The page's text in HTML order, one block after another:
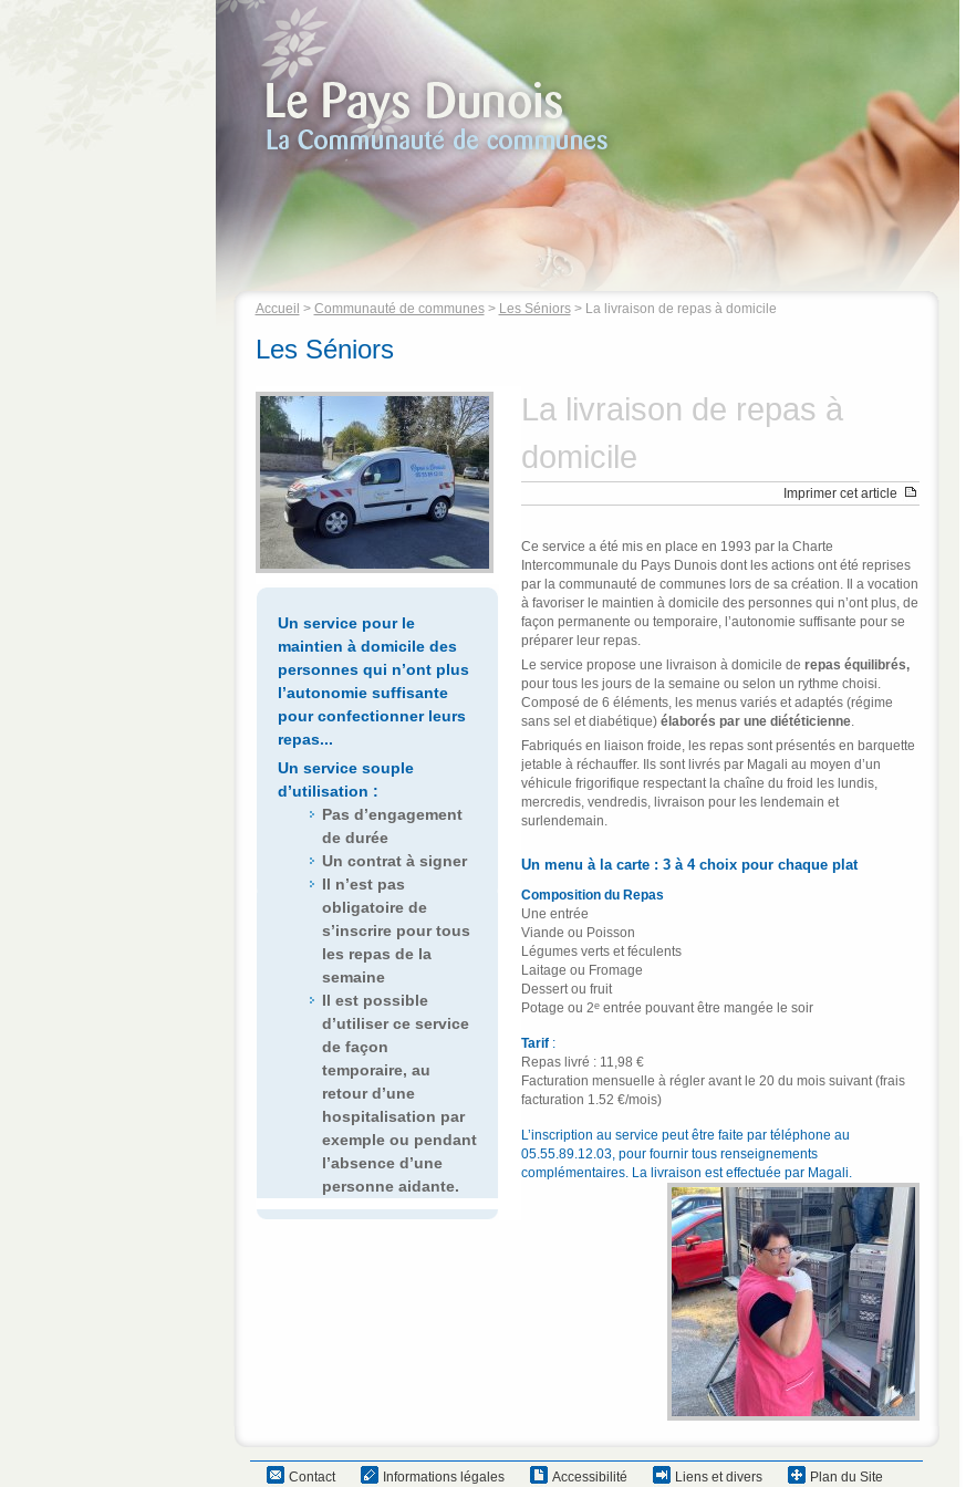
Accueil > Communauté de communes> Les Séniors> La livraison de repas à domicile
Les Séniors
Un service pour le
maintien à domicile des
personnes qui n’ont plus
l’autonomie suffisante
pour confectionner leurs
repas...
Un service souple
d’utilisation :
Pas d’engagement
de durée
Un contrat à signer
Il n’est pas
obligatoire de
s’inscrire pour tous
les repas de la
semaine
Il est possible
d’utiliser ce service
de façon
temporaire, au
retour d’une
hospitalisation par
exemple ou pendant
l’absence d’une
personne aidante.
La livraison de repas à
domicile
Imprimer cet article
Ce service a été mis en place en 1993 par la Charte
Intercommunale du Pays Dunois dont les actions ont été reprises
par la communauté de communes lors de sa création. Il a vocation
à favoriser le maintien à domicile des personnes qui n’ont plus, de
façon permanente ou temporaire, l’autonomie suffisante pour se
préparer leur repas.
Le service propose une livraison à domicile de repas équilibrés,
pour tous les jours de la semaine ou selon un rythme choisi.
Composé de 6 éléments, les menus variés et adaptés (régime
sans sel et diabétique) élaborés par une diététicienne.
Fabriqués en liaison froide, les repas sont présentés en barquette
jetable à réchauffer. Ils sont livrés par Magali au moyen d’un
véhicule frigorifique respectant la chaîne du froid les lundis,
mercredis, vendredis, livraison pour les lendemain et
surlendemain.
Un menu à la carte : 3 à 4 choix pour chaque plat
Composition du Repas
Une entrée
Viande ou Poisson
Légumes verts et féculents
Laitage ou Fromage
Dessert ou fruit
Potage ou 2eentrée pouvant être mangée le soir
Tarif:
Repas livré : 11,98 €
Facturation mensuelle à régler avant le 20 du mois suivant (frais
facturation 1.52 €/mois)
L’inscription au service peut être faite par téléphone au
05.55.89.12.03, pour fournir tous renseignements
complémentaires. La livraison est effectuée par Magali.
Contact Informations légales Accessibilité Liens et divers Plan du Site